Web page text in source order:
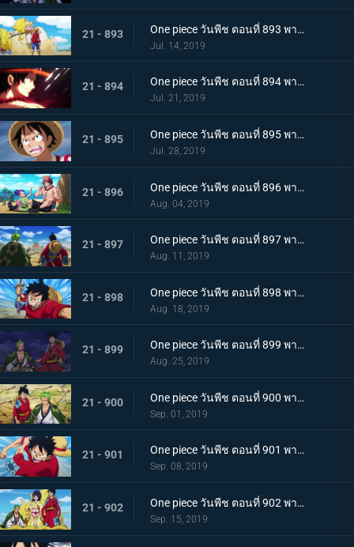
21 - 893 One piece วันพีช ตอนที่ 893 พากย์ไทย โอทามะปรากฏตัว ลูฟี่ vs ทหารไคโด!
Jul. 14, 2019
21 - 894 One piece วันพีช ตอนที่ 894 พากย์ไทย จะต้องมาแน่ๆ ตำนานเอสที่แคว้นวาโนะ!
Jul. 21, 2019
21 - 895 One piece วันพีช ตอนที่ 895 พากย์ไทย ตอนพิเศษ! นักล่าค่าหัวสุดแกร่ง ซีดอล
Jul. 28, 2019
21 - 896 One piece วันพีช ตอนที่ 896 พากย์ไทย ตอนพิเศษ! ศึกตัดสินระหว่างลูฟี่และเจ้าแห่งแก๊ส
Aug. 04, 2019
21 - 897 One piece วันพีช ตอนที่ 897 พากย์ไทย ช่วยโอทามะ หมวกฟางทะลวงฝ่าทุ่งรกร้าง!
Aug. 11, 2019
21 - 898 One piece วันพีช ตอนที่ 898 พากย์ไทย ดาราเด่น! จอมขมังเวทย์ฮอว์คินส์ออกโรง
Aug. 18, 2019
21 - 899 One piece วันพีช ตอนที่ 899 พากย์ไทย ความพ่ายแพ้ที่เลี่ยงไม่ได้ การโจมตีอย่างหนักของสตรอว์แมน!
Aug. 25, 2019
21 - 900 One piece วันพีช ตอนที่ 900 พากย์ไทย วันที่แสนจะสุดยอด โอทามะ และ ถั่วแดงต้ม
Sep. 01, 2019
21 - 901 One piece วันพีช ตอนที่ 901 พากย์ไทย บุกรังของศัตรู เมืองบาคุระที่เต็มไปด้วยเจ้าหน้าที่รัฐ!
Sep. 08, 2019
21 - 902 One piece วันพีช ตอนที่ 902 พากย์ไทย โยโกสุนะออกโรง อุราชิมะผู้ไร้เทียมทานผู้หมายปองโออิคุ!
Sep. 15, 2019